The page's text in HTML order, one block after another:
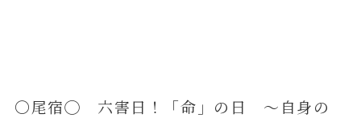
〇尾宿◯ 六害日！「命」の日 ～自身の